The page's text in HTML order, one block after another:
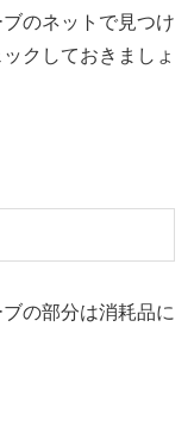
のネットで見つけ
クしておきましょ
の部分は消耗品に